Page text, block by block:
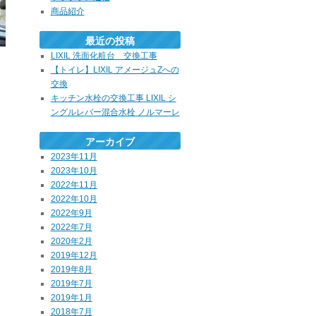
商品紹介
最近の投稿
LIXIL 洗面化粧台 交換工事
【トイレ】LIXIL アメージュZへの
交換
キッチン水栓の交換工事 LIXIL シ
ングルレバー混合水栓 ノルマーレ
アーカイブ
2023年11月
2023年10月
2022年11月
2022年10月
2022年9月
2022年7月
2020年2月
2019年12月
2019年8月
2019年7月
2019年1月
2018年7月